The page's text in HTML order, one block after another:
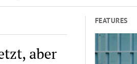
aber
FEATURES